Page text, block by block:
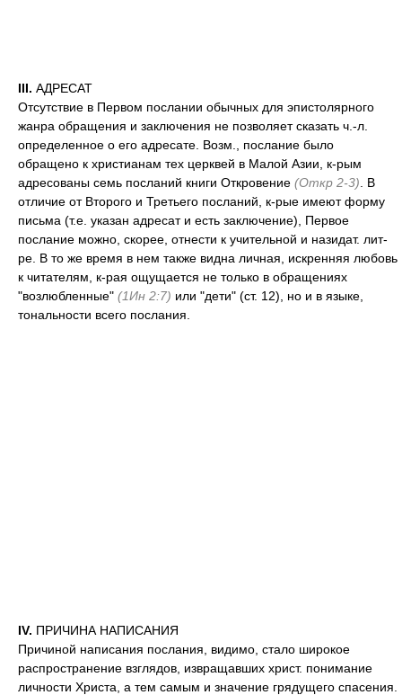
III. АДРЕСАТ
Отсутствие в Первом послании обычных для эпистолярного
жанра обращения и заключения не позволяет сказать ч.-л.
определенное о его адресате. Возм., послание было
обращено к христианам тех церквей в Малой Азии, к-рым
адресованы семь посланий книги Откровение (Откр 2-3) . В
отличие от Второго и Третьего посланий, к-рые имеют форму
письма (т.е. указан адресат и есть заключение), Первое
послание можно, скорее, отнести к учительной и назидат. лит-
ре. В то же время в нем также видна личная, искренняя любовь
к читателям, к-рая ощущается не только в обращениях
"возлюбленные" (1Ин 2:7) или "дети" (ст. 12), но и в языке,
тональности всего послания.
IV. ПРИЧИНА НАПИСАНИЯ
Причиной написания послания, видимо, стало широкое
распространение взглядов, извращавших христ. понимание
личности Христа, а тем самым и значение грядущего спасения.